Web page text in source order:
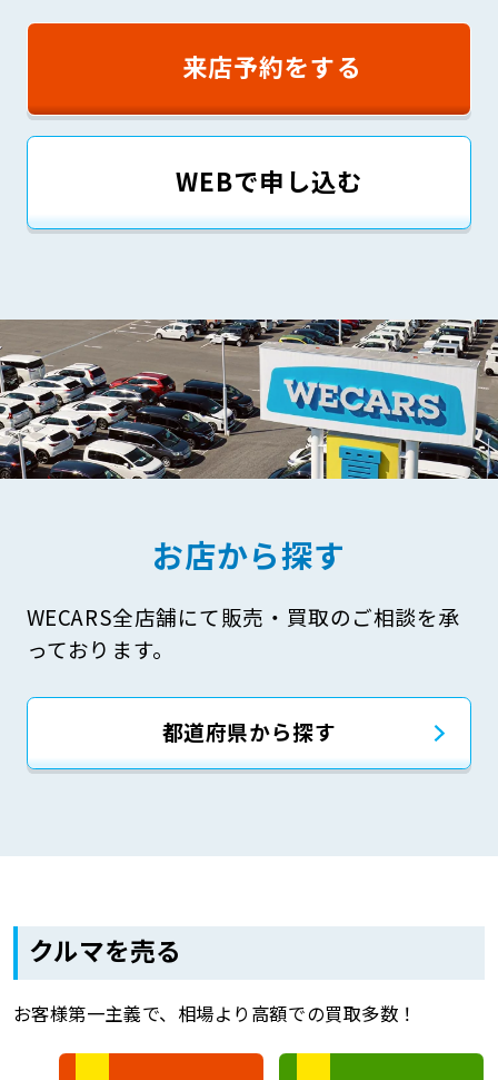
来店予約をする
WEBで申し込む
お店から探す
WECARS全店舗にて販売・買取のご相談を承
っております。
都道府県から探す
クルマを売る
お客様第一主義で、相場より高額での買取多数！